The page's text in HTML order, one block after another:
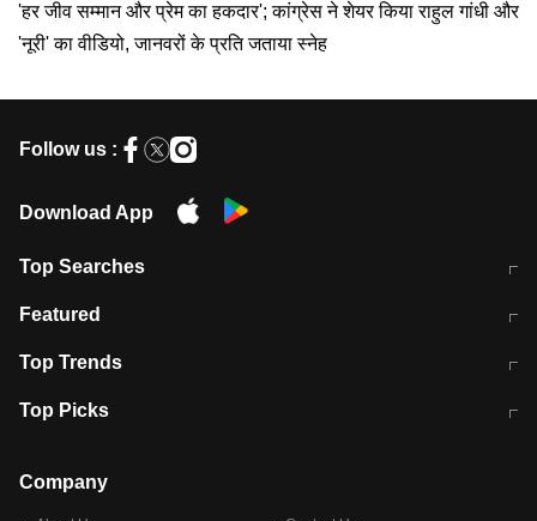
'हर जीव सम्मान और प्रेम का हकदार'; कांग्रेस ने शेयर किया राहुल गांधी और
'नूरी' का वीडियो, जानवरों के प्रति जताया स्नेह
Follow us :
Download App
Top Searches
मुंबई में लगे 'जेन जी' के पोस्टर, लिखा- 'मैं
Featured
10 अगस्त को विधानसभा का घेराव करेंगे
Top Trends
RBI का नया नियम: अब बैंकों को अपनी सभी
Top Picks
बारिश की चेतावनी
Company